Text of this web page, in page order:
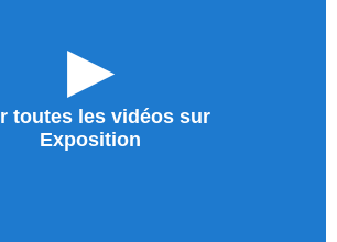
►
toutes les vidéos sur
Exposition